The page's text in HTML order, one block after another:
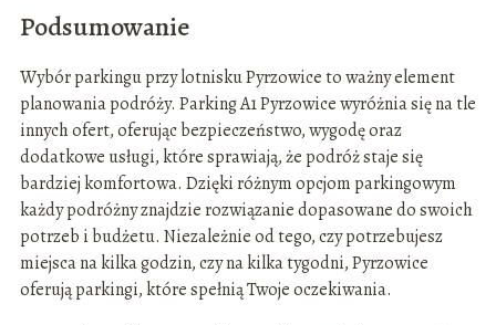
Podsumowanie
Wybór parkingu przy lotnisku Pyrzowice to ważny element
planowania podróży. Parking A1 Pyrzowice wyróżnia się na tle
innych ofert, oferując bezpieczeństwo, wygodę oraz
dodatkowe usługi, które sprawiają, że podróż staje się
bardziej komfortowa. Dzięki różnym opcjom parkingowym
każdy podróżny znajdzie rozwiązanie dopasowane do swoich
potrzeb i budżetu. Niezależnie od tego, czy potrzebujesz
miejsca na kilka godzin, czy na kilka tygodni, Pyrzowice
oferują parkingi, które spełnią Twoje oczekiwania.